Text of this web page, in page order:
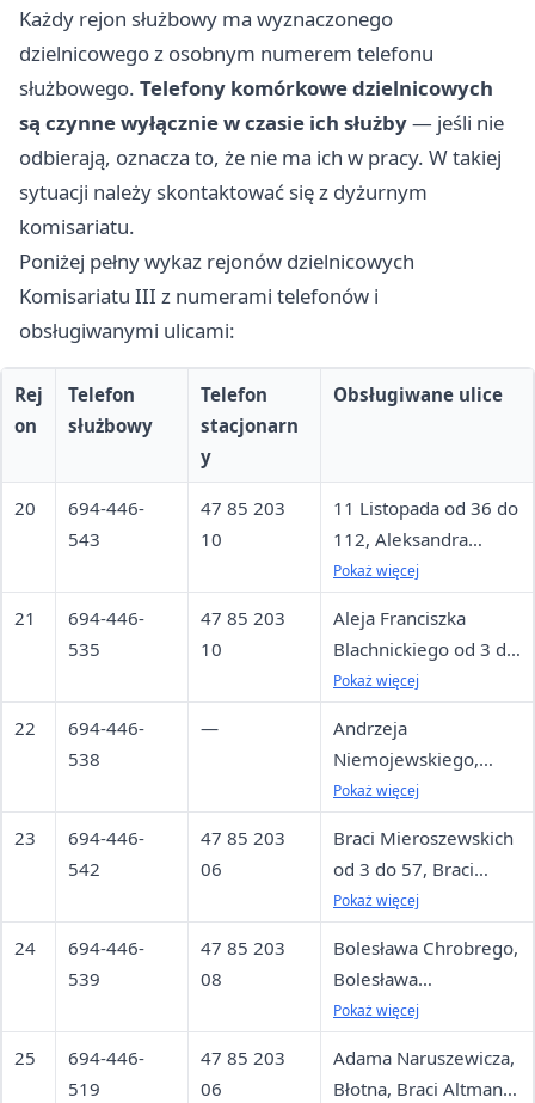
Każdy rejon służbowy ma wyznaczonego
dzielnicowego z osobnym numerem telefonu
służbowego. Telefony komórkowe dzielnicowych
są czynne wyłącznie w czasie ich służby— jeśli nie
odbierają, oznacza to, że nie ma ich w pracy. W takiej
sytuacji należy skontaktować się z dyżurnym
komisariatu.
Poniżej pełny wykaz rejonów dzielnicowych
Komisariatu III z numerami telefonów i
obsługiwanymi ulicami:
Rej
on
Telefon
służbowy
Telefon
stacjonarn
y
Obsługiwane ulice
20
694-446-
543
47 85 203
10
11 Listopada od 36 do
112, Aleksandra
Janowskiego,
Bażantów, Beskidzka,
Cmentarna, Gabriela
Narutowicza od 5 do
55, Generała
Władysława Andersa
od 1A do 5, Generała
Władysława Andersa
od 2 do 88, Góralska,
Granitowa, Gustawa
Daniłowskiego,
Jaskółek, Kanarków,
Klimontowska,
Kolonia pod
Klimontowem,
Kombajnistów, Kosów,
Pokaż więcej
21
694-446-
535
47 85 203
10
Aleja Franciszka
Blachnickiego od 3 do
3, Bohaterów Monte
Indyki, Generała
Mariusza Zaruskiego
od 1 do 9, Generała
Tadeusza Bora
Komorowskiego, Jana
Makowskiego, Stefana
Kisielewskiego,
Zagórze Małe
Pokaż więcej
22
694-446-
538
—
Andrzeja
Niemojewskiego,
Dworska, Dzielna,
od 55 do 65, Jana
Długosza od 80 do 84,
Jerzego Kukuczki,
Józefowska,
Kaczeńców,
Kamienna, Komuny
Paryskiej, Księdza
Jerzego Popiełuszki
Pokaż więcej
23
694-446-
542
47 85 203
06
Braci Mieroszewskich
od 3 do 57, Braci
Mieroszewskich od 6
Władysława
Sikorskiego, Jana
Długosza od 1 do 45,
Jana Długosza od 2 do
78, Jana Dormana,
Pokaż więcej
24
694-446-
539
47 85 203
08
Bolesława Chrobrego,
Bolesława
Krzywoustego, Braci
do 124, Braci
Pokaż więcej
25
694-446-
519
47 85 203
06
Adama Naruszewicza,
Błotna, Braci Altman,